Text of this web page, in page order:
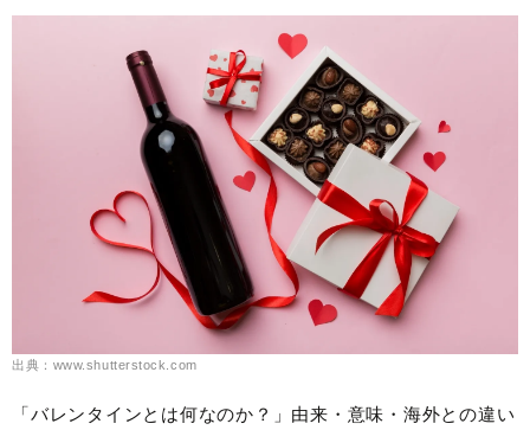
出典：www.shutterstock.com
「バレンタインとは何なのか？」由来・意味・海外との違い